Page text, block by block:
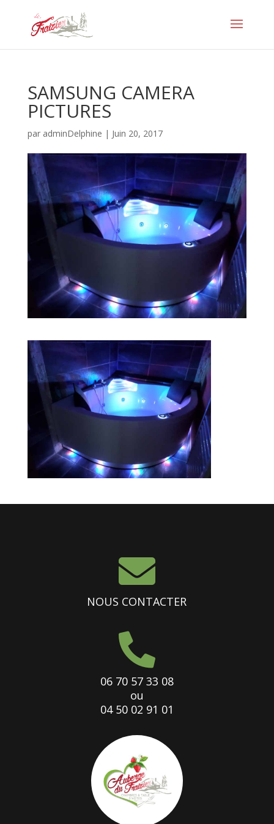
SAMSUNG CAMERA
PICTURES
par adminDelphine | Juin 20, 2017

NOUS CONTACTER

06 70 57 33 08
ou
04 50 02 91 01